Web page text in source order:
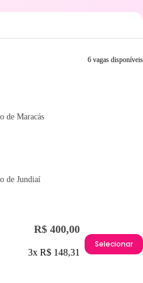
6 vagas disponíveis
de Maracás
de Jundiaí
R$ 400,00
3x R$ 148,31
Selecionar